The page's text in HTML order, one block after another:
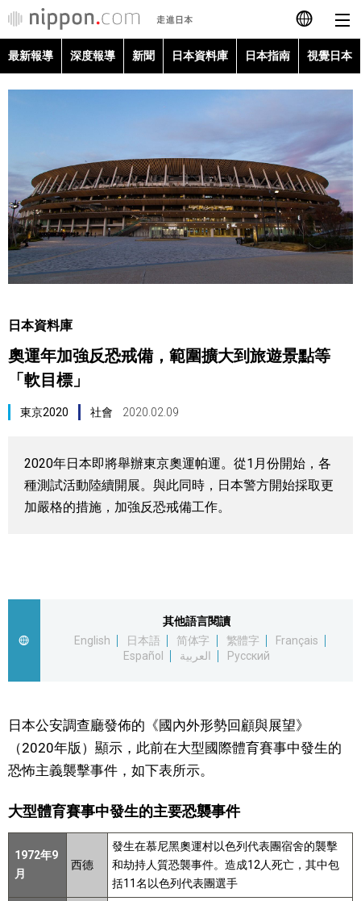
日本語
简体字
Français
Español
深度報導
新聞
視覺日本
更多
文化
最新報導 深度報導 新聞 日本資料庫 日本指南 視覺日本
日本資料庫
奧運年加強反恐戒備，範圍擴大到旅遊景點等
「軟目標」
東京2020 社會 2020.02.09
2020年日本即將舉辦東京奧運帕運。從1月份開始，各
種測試活動陸續開展。與此同時，日本警方開始採取更
加嚴格的措施，加強反恐戒備工作。
其他語言閱讀
English
日本語 简体字 繁體字
Français
Español
العربية Русский
日本公安調查廳發佈的《國內外形勢回顧與展望》
（2020年版）顯示，此前在大型國際體育賽事中發生的
恐怖主義襲擊事件，如下表所示。
大型體育賽事中發生的主要恐襲事件
1972年9
月
西德
發生在慕尼黑奧運村以色列代表團宿舍的襲擊
和劫持人質恐襲事件。造成12人死亡，其中包
括11名以色列代表團選手